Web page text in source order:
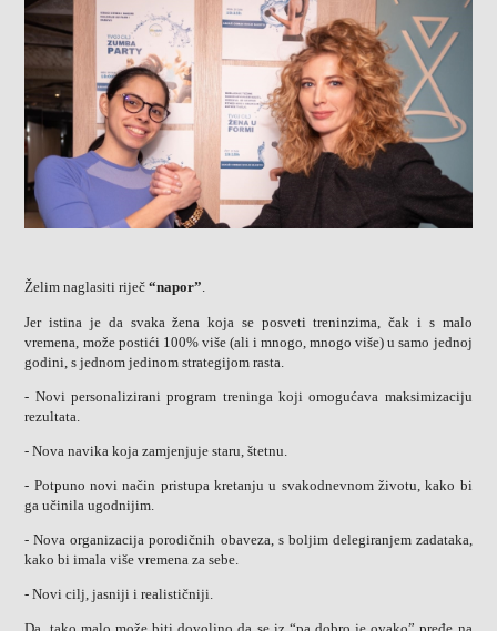
Želim naglasiti riječ“napor”
Jer istina je da svaka žena koja se posveti treninzima, čak i s malo
vremena, može postići 100% više (ali i mnogo, mnogo više) u samo jednoj
godini, s jednom jedinom strategijom rasta.
- Novi personalizirani program treninga koji omogućava maksimizaciju
rezultata.
- Nova navika koja zamjenjuje staru, štetnu.
- Potpuno novi način pristupa kretanju u svakodnevnom životu, kako bi
ga učinila ugodnijim.
- Nova organizacija porodičnih obaveza, s boljim delegiranjem zadataka,
kako bi imala više vremena za sebe.
- Novi cilj, jasniji i realističniji.